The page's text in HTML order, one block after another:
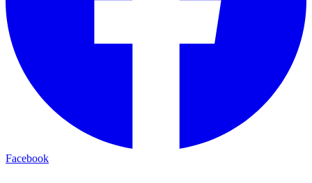
Facebook